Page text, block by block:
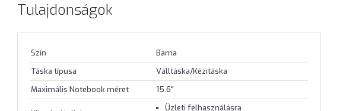
Tulajdonságok
Szín
Barna
Táska típusa
Válltáska/Kézitáska
Maximális Notebook méret
15.6"
Üzleti felhasználásra